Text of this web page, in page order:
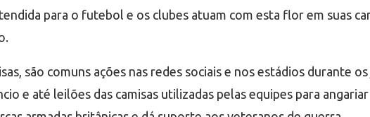
para o futebol e os clubes atuam com esta flor em suas
são comuns ações nas redes sociais e nos estádios durante
e até leilões das camisas utilizadas pelas equipes para